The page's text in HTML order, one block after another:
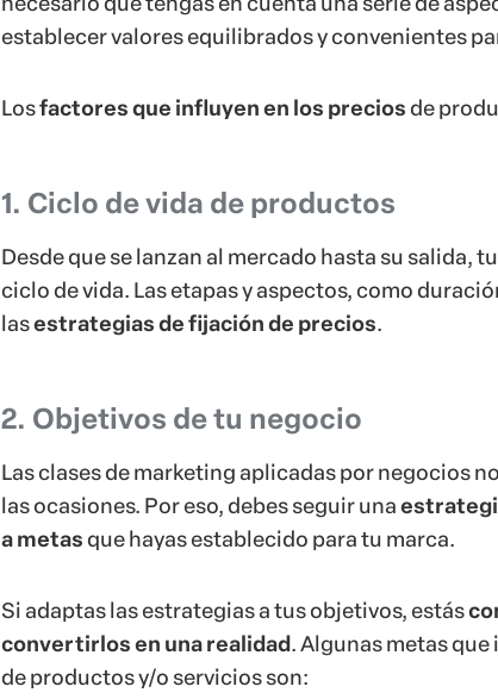
establecer valores equilibrados y convenientes
Losfactores que influyen en los preciosde
1. Ciclo de vida de productos
Desde que se lanzan al mercado hasta su salida,
ciclo de vida. Las etapas y aspectos, como
lasestrategias defijación de precios.
2. Objetivos de tu negocio
Las clases de marketing aplicadas por negocios
las ocasiones. Por eso, debes seguir una
a metasque hayas establecido para tu marca.
Si adaptas las estrategias a tus objetivos, estás
convertirlos en una realidad. Algunas metas
de productos y/o servicios son: